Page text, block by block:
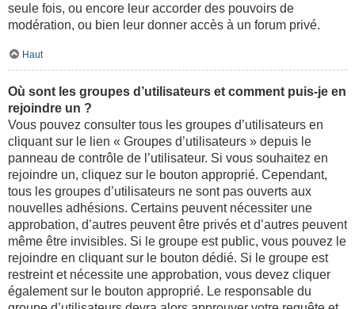
seule fois, ou encore leur accorder des pouvoirs de
modération, ou bien leur donner accès à un forum privé.
Haut
Où sont les groupes d’utilisateurs et comment puis-je en
rejoindre un ?
Vous pouvez consulter tous les groupes d’utilisateurs en
cliquant sur le lien « Groupes d’utilisateurs » depuis le
panneau de contrôle de l’utilisateur. Si vous souhaitez en
rejoindre un, cliquez sur le bouton approprié. Cependant,
tous les groupes d’utilisateurs ne sont pas ouverts aux
nouvelles adhésions. Certains peuvent nécessiter une
approbation, d’autres peuvent être privés et d’autres peuvent
même être invisibles. Si le groupe est public, vous pouvez le
rejoindre en cliquant sur le bouton dédié. Si le groupe est
restreint et nécessite une approbation, vous devez cliquer
également sur le bouton approprié. Le responsable du